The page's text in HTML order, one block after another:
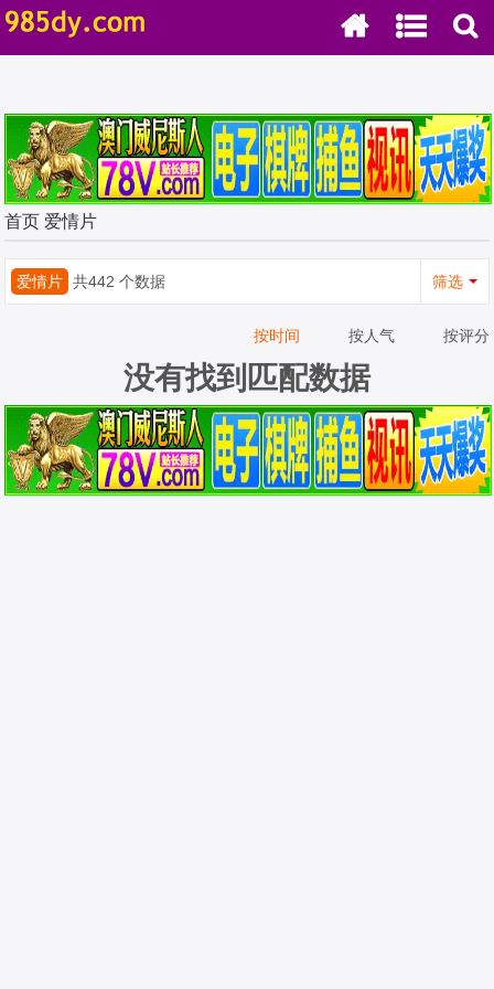
首页 爱情片
爱情片 共442 个数据 筛选
按时间 按人气 按评分
没有找到匹配数据